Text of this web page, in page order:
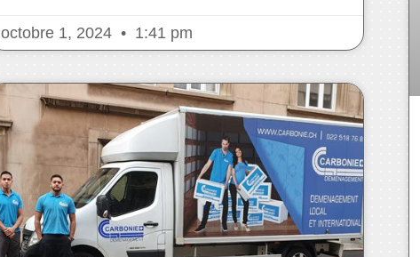
octobre 1, 2024 1:41 pm